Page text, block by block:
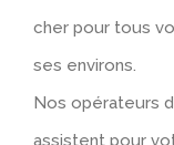
cher pour tous
ses environs.
Nos opérateurs
assistent pour